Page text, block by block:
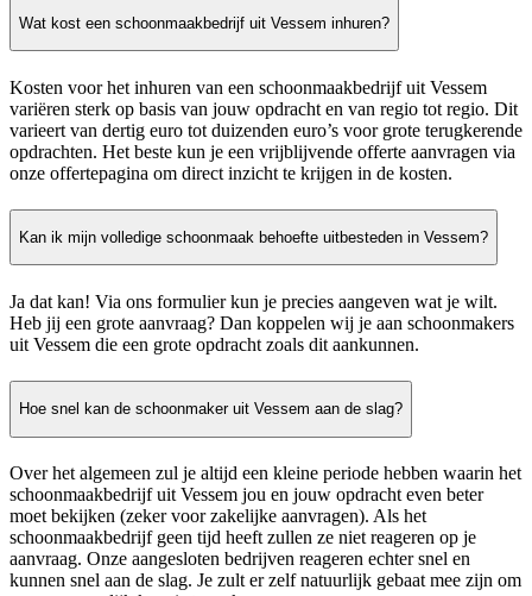
Wat kost een schoonmaakbedrijf uit Vessem inhuren?
Kosten voor het inhuren van een schoonmaakbedrijf uit Vessem
variëren sterk op basis van jouw opdracht en van regio tot regio. Dit
varieert van dertig euro tot duizenden euro’s voor grote terugkerende
opdrachten. Het beste kun je een vrijblijvende offerte aanvragen via
onze offertepagina om direct inzicht te krijgen in de kosten.
Kan ik mijn volledige schoonmaak behoefte uitbesteden in Vessem?
Ja dat kan! Via ons formulier kun je precies aangeven wat je wilt.
Heb jij een grote aanvraag? Dan koppelen wij je aan schoonmakers
uit Vessem die een grote opdracht zoals dit aankunnen.
Hoe snel kan de schoonmaker uit Vessem aan de slag?
Over het algemeen zul je altijd een kleine periode hebben waarin het
schoonmaakbedrijf uit Vessem jou en jouw opdracht even beter
moet bekijken (zeker voor zakelijke aanvragen). Als het
schoonmaakbedrijf geen tijd heeft zullen ze niet reageren op je
aanvraag. Onze aangesloten bedrijven reageren echter snel en
kunnen snel aan de slag. Je zult er zelf natuurlijk gebaat mee zijn om